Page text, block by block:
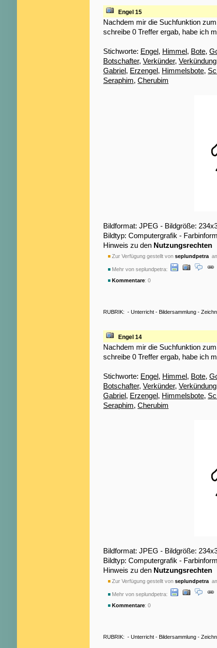
Engel 15
Nachdem mir die Suchfunktion
schreibe 0 Treffer ergab, habe ich
Stichworte: Engel, Himmel, Bote,
Botschafter, Verkünder, Verkündung
Gabriel, Erzengel, Himmelsbote,
Seraphim, Cherubim
Bildformat: JPEG - Bildgröße:
Bildtyp: Computergrafik -
Hinweis zu den Nutzungsrechten
Zur Verfügung gestellt von seplundpetra
Mehr von seplundpetra:
Kommentare: 0
RUBRIK: - Unterricht - Bildersammlung -
Engel 14
Nachdem mir die Suchfunktion
schreibe 0 Treffer ergab, habe ich
Stichworte: Engel, Himmel, Bote,
Botschafter, Verkünder, Verkündung
Gabriel, Erzengel, Himmelsbote,
Seraphim, Cherubim
Bildformat: JPEG - Bildgröße:
Bildtyp: Computergrafik -
Hinweis zu den Nutzungsrechten
Zur Verfügung gestellt von seplundpetra
Mehr von seplundpetra:
Kommentare: 0
RUBRIK: - Unterricht - Bildersammlung -